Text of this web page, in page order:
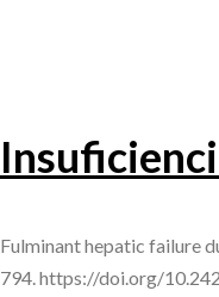
Fulminant hepatic failure
794. https://doi.org/